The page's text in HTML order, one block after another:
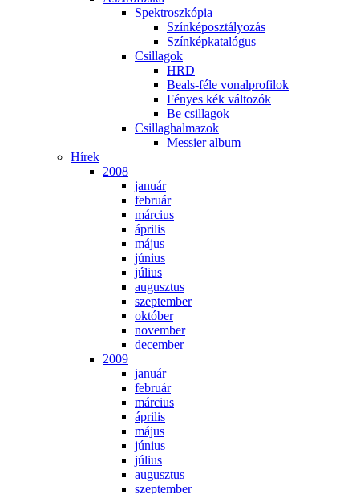
Spekt­rosz­kó­pia
Szín­kép­osz­tá­lyo­zás
Szín­kép­ka­ta­ló­gus
Csil­la­gok
HRD
Be­als-fé­le vo­nal­pro­fi­lok
Fé­nyes kék vál­to­zók
Be csil­la­gok
Csil­lag­hal­ma­zok
Mes­si­er al­bum
Hí­rek
2008
ja­nu­ár
feb­ru­ár
már­ci­us
áp­ri­lis
má­jus
jú­ni­us
jú­li­us
au­gusz­tus
szep­tem­ber
ok­tó­ber
no­vem­ber
de­cem­ber
2009
ja­nu­ár
feb­ru­ár
már­ci­us
áp­ri­lis
má­jus
jú­ni­us
jú­li­us
au­gusz­tus
szep­tem­ber